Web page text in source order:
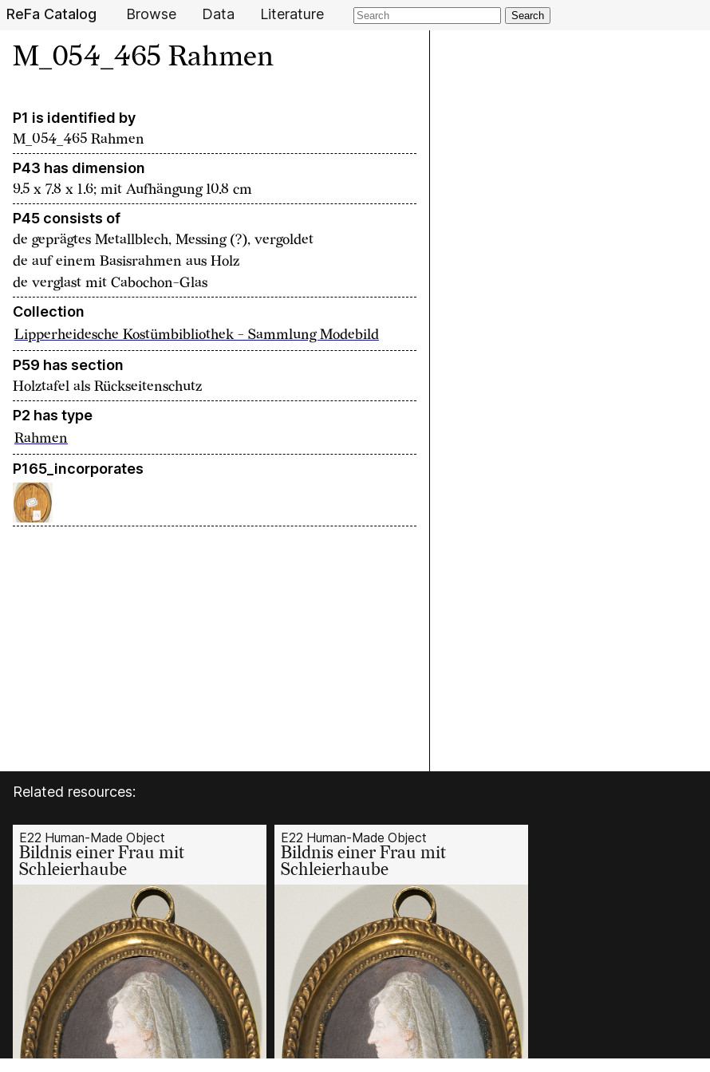
ReFa Catalog Browse Data Literature Search
M_054_465 Rahmen
P1 is identified by
M_054_465 Rahmen
P43 has dimension
9.5 x 7.8 x 1.6; mit Aufhängung 10.8 cm
P45 consists of
de geprägtes Metallblech, Messing (?), vergoldet
de auf einem Basisrahmen aus Holz
de verglast mit Cabochon-Glas
Collection
Lipperheidesche Kostümbibliothek - Sammlung Modebild
P59 has section
Holztafel als Rückseitenschutz
P2 has type
Rahmen
P165_incorporates
Related resources:
E22 Human-Made Object
Bildnis einer Frau mit
Schleierhaube
E22 Human-Made Object
Bildnis einer Frau mit
Schleierhaube